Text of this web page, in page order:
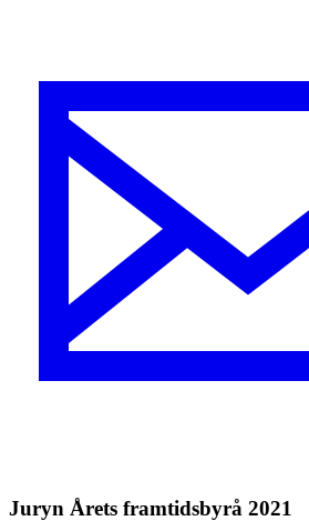
Juryn Årets framtidsbyrå 2021